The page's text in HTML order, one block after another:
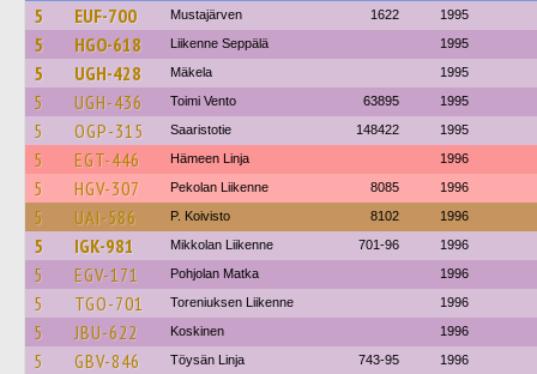
5 EUF-700 Mustajärven 1622 1995
5 HGO-618 Liikenne Seppälä 1995
5 UGH-428 Mäkela 1995
5 UGH-436 Toimi Vento 63895 1995
5 OGP-315 Saaristotie 148422 1995
5 EGT-446 Hämeen Linja 1996
5 HGV-307 Pekolan Liikenne 8085 1996
5 UAI-586 P. Koivisto 8102 1996
5 IGK-981 Mikkolan Liikenne 701-96 1996
5 EGV-171 Pohjolan Matka 1996
5 TGO-701 Toreniuksen Liikenne 1996
5 JBU-622 Koskinen 1996
5 GBV-846 Töysän Linja 743-95 1996